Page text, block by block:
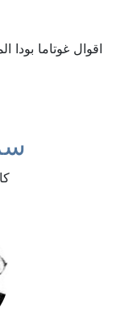
اقوال غوتاما بودا